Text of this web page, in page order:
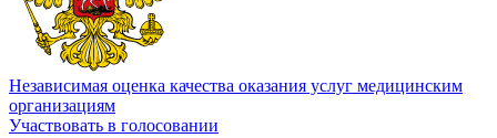
Независимая оценка качества оказания услуг медицинским
организациям
Участвовать в голосовании